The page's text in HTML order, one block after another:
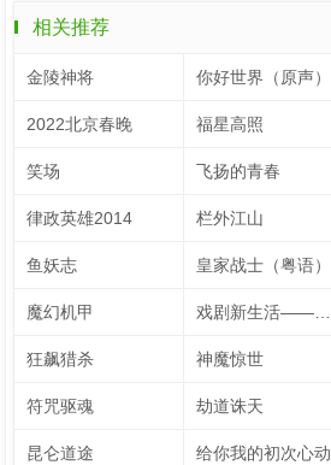
相关推荐
金陵神将 你好世界（原声）
2022北京春晚 福星高照
笑场 飞扬的青春
律政英雄2014 栏外江山
鱼妖志 皇家战士（粤语）
魔幻机甲
狂飙猎杀 神魔惊世
符咒驱魂 劫道诛天
昆仑道途 给你我的初次心动